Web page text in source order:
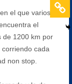
el que varios
el
de 1200 km por
cada
non stop.